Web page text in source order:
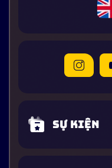
Sự kiện